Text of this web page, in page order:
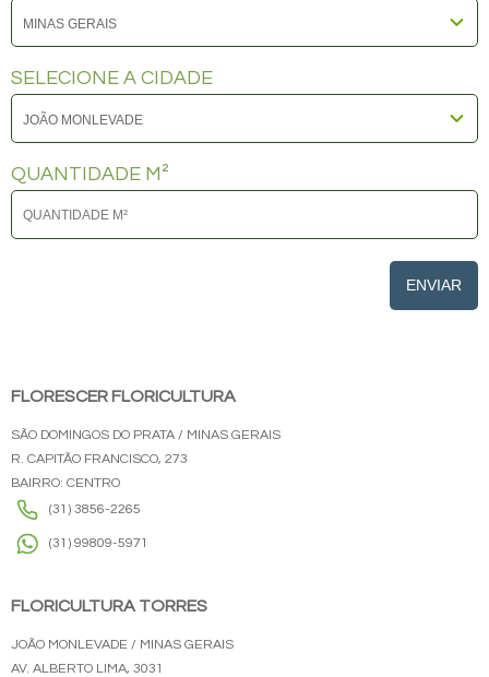
SELECIONE A CIDADE
QUANTIDADE M²
ENVIAR
FLORESCER FLORICULTURA
SÃO DOMINGOS DO PRATA / MINAS GERAIS
R. CAPITÃO FRANCISCO, 273
BAIRRO: CENTRO
(31) 3856-2265
(31) 99809-5971
FLORICULTURA TORRES
JOÃO MONLEVADE / MINAS GERAIS
AV. ALBERTO LIMA, 3031